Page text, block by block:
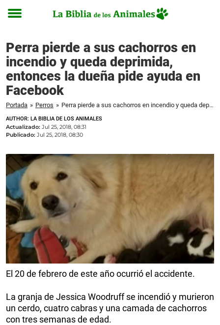
Toggle
Perra pierde a sus cachorros en
incendio y queda deprimida,
entonces la dueña pide ayuda en
Facebook
Portada » Perros » Perra pierde a sus cachorros en incendio y queda deprimida, entonces la dueña pide ayuda en Facebook
AUTHOR: LA BIBLIA DE LOS ANIMALES
Actualizado: Jul 25, 2018, 08:31
Publicado: Jul 25, 2018, 08:30
El 20 de febrero de este año ocurrió el accidente.
La granja de Jessica Woodruff se incendió y murieron
un cerdo, cuatro cabras y una camada de cachorros
con tres semanas de edad.